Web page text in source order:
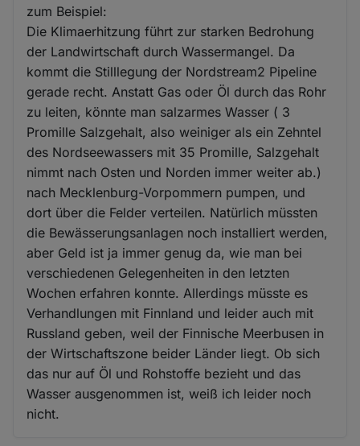
zum Beispiel:
Die Klimaerhitzung führt zur starken Bedrohung
der Landwirtschaft durch Wassermangel. Da
kommt die Stilllegung der Nordstream2 Pipeline
gerade recht. Anstatt Gas oder Öl durch das Rohr
zu leiten, könnte man salzarmes Wasser ( 3
Promille Salzgehalt, also weiniger als ein Zehntel
des Nordseewassers mit 35 Promille, Salzgehalt
nimmt nach Osten und Norden immer weiter ab.)
nach Mecklenburg-Vorpommern pumpen, und
dort über die Felder verteilen. Natürlich müssten
die Bewässerungsanlagen noch installiert werden,
aber Geld ist ja immer genug da, wie man bei
verschiedenen Gelegenheiten in den letzten
Wochen erfahren konnte. Allerdings müsste es
Verhandlungen mit Finnland und leider auch mit
Russland geben, weil der Finnische Meerbusen in
der Wirtschaftszone beider Länder liegt. Ob sich
das nur auf Öl und Rohstoffe bezieht und das
Wasser ausgenommen ist, weiß ich leider noch
nicht.